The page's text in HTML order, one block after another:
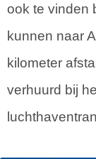
ook te vinden
kunnen naar
kilometer
verhuurd bij